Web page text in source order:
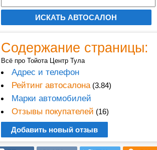
Содержание страницы:
Всё про Тойота Центр Тула
Адрес и телефон
Рейтинг автосалона(3.84)
Марки автомобилей
Отзывы покупателей (16)
Добавить новый отзыв